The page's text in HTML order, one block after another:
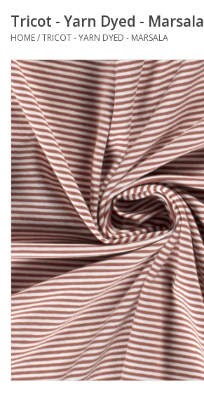
Fournituren
Workshops
Diy pakketten
Studio Olive inspireert....
Tricot - Yarn Dyed - Marsala
HOME/TRICOT - YARN DYED - MARSALA